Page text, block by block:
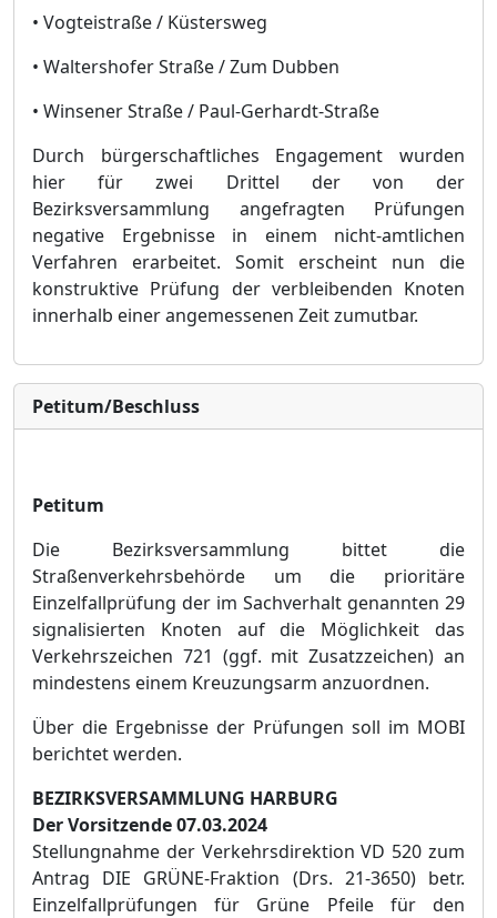
• Vogteistraße / Küstersweg
• Waltershofer Straße / Zum Dubben
• Winsener Straße / Paul-Gerhardt-Straße
Durch bürgerschaftliches Engagement wurden
hier für zwei Drittel der von der
Bezirksversammlung angefragten Prüfungen
negative Ergebnisse in einem nicht-amtlichen
Verfahren erarbeitet. Somit erscheint nun die
konstruktive Prüfung der verbleibenden Knoten
innerhalb einer angemessenen Zeit zumutbar.
Petitum/Beschluss
Petitum
Die Bezirksversammlung bittet die
Straßenverkehrsbehörde um die prioritäre
Einzelfallprüfung der im Sachverhalt genannten 29
signalisierten Knoten auf die Möglichkeit das
Verkehrszeichen 721 (ggf. mit Zusatzzeichen) an
mindestens einem Kreuzungsarm anzuordnen.
Über die Ergebnisse der Prüfungen soll im MOBI
berichtet werden.
BEZIRKSVERSAMMLUNG HARBURG
Der Vorsitzende07.03.2024
Stellungnahme der Verkehrsdirektion VD 520 zum
Antrag DIE GRÜNE-Fraktion (Drs. 21-3650) betr.
Einzelfallprüfungen für Grüne Pfeile für den